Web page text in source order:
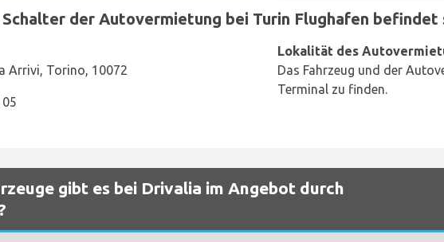
Schalter der Autovermietung bei Turin Flughafen befindet
Arrivi, Torino, 10072
Lokalität des
Das Fahrzeug und der
Terminal zu finden.
gibt es bei Drivalia im Angebot durch